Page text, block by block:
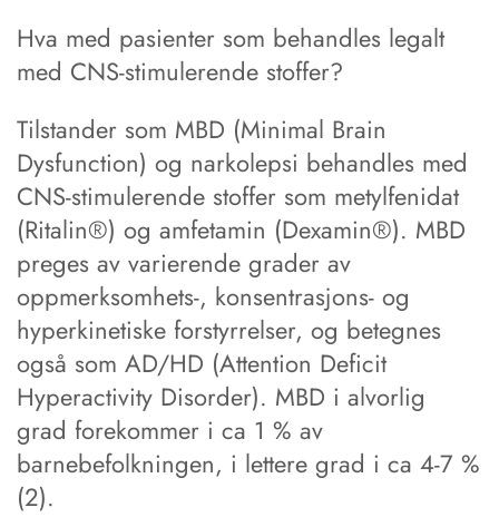
Hva med pasienter som behandles legalt
med CNS-stimulerende stoffer?
Tilstander som MBD (Minimal Brain
Dysfunction) og narkolepsi behandles med
CNS-stimulerende stoffer som metylfenidat
(Ritalin®) og amfetamin (Dexamin®). MBD
preges av varierende grader av
oppmerksomhets-, konsentrasjons- og
hyperkinetiske forstyrrelser, og betegnes
også som AD/HD (Attention Deficit
Hyperactivity Disorder). MBD i alvorlig
grad forekommer i ca 1 % av
barnebefolkningen, i lettere grad i ca 4-7 %
(2).